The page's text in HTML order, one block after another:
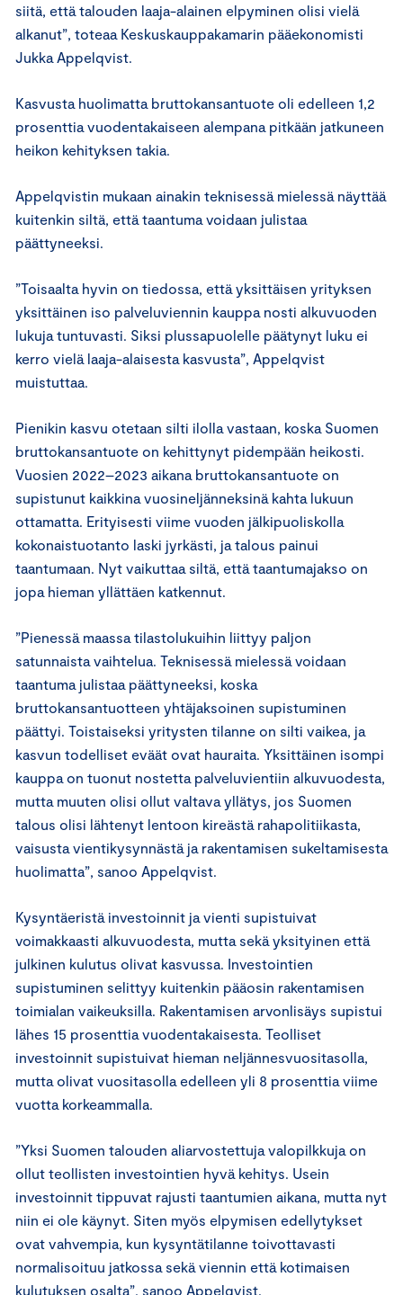
siitä, että talouden laaja-alainen elpyminen olisi vielä
alkanut”, toteaa Keskuskauppakamarin pääekonomisti
Jukka Appelqvist.
Kasvusta huolimatta bruttokansantuote oli edelleen 1,2
prosenttia vuodentakaiseen alempana pitkään jatkuneen
heikon kehityksen takia.
Appelqvistin mukaan ainakin teknisessä mielessä näyttää
kuitenkin siltä, että taantuma voidaan julistaa
päättyneeksi.
”Toisaalta hyvin on tiedossa, että yksittäisen yrityksen
yksittäinen iso palveluviennin kauppa nosti alkuvuoden
lukuja tuntuvasti. Siksi plussapuolelle päätynyt luku ei
kerro vielä laaja-alaisesta kasvusta”, Appelqvist
muistuttaa.
Pienikin kasvu otetaan silti ilolla vastaan, koska Suomen
bruttokansantuote on kehittynyt pidempään heikosti.
Vuosien 2022–2023 aikana bruttokansantuote on
supistunut kaikkina vuosineljänneksinä kahta lukuun
ottamatta. Erityisesti viime vuoden jälkipuoliskolla
kokonaistuotanto laski jyrkästi, ja talous painui
taantumaan. Nyt vaikuttaa siltä, että taantumajakso on
jopa hieman yllättäen katkennut.
”Pienessä maassa tilastolukuihin liittyy paljon
satunnaista vaihtelua. Teknisessä mielessä voidaan
taantuma julistaa päättyneeksi, koska
bruttokansantuotteen yhtäjaksoinen supistuminen
päättyi. Toistaiseksi yritysten tilanne on silti vaikea, ja
kasvun todelliset eväät ovat hauraita. Yksittäinen isompi
kauppa on tuonut nostetta palveluvientiin alkuvuodesta,
mutta muuten olisi ollut valtava yllätys, jos Suomen
talous olisi lähtenyt lentoon kireästä rahapolitiikasta,
vaisusta vientikysynnästä ja rakentamisen sukeltamisesta
huolimatta”, sanoo Appelqvist.
Kysyntäeristä investoinnit ja vienti supistuivat
voimakkaasti alkuvuodesta, mutta sekä yksityinen että
julkinen kulutus olivat kasvussa. Investointien
supistuminen selittyy kuitenkin pääosin rakentamisen
toimialan vaikeuksilla. Rakentamisen arvonlisäys supistui
lähes 15 prosenttia vuodentakaisesta. Teolliset
investoinnit supistuivat hieman neljännesvuositasolla,
mutta olivat vuositasolla edelleen yli 8 prosenttia viime
vuotta korkeammalla.
”Yksi Suomen talouden aliarvostettuja valopilkkuja on
ollut teollisten investointien hyvä kehitys. Usein
investoinnit tippuvat rajusti taantumien aikana, mutta nyt
niin ei ole käynyt. Siten myös elpymisen edellytykset
ovat vahvempia, kun kysyntätilanne toivottavasti
normalisoituu jatkossa sekä viennin että kotimaisen
kulutuksen osalta”, sanoo Appelqvist.